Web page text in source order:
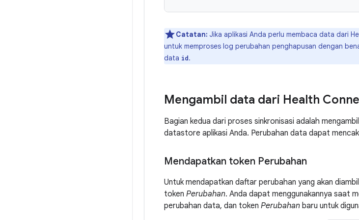
Catatan: Jika aplikasi Anda perlu membaca data dari
untuk memproses log perubahan penghapusan dengan
data id.
Mengambil data dari Health
Bagian kedua dari proses sinkronisasi adalah
datastore aplikasi Anda. Perubahan data dapat
Mendapatkan token Perubahan
Untuk mendapatkan daftar perubahan yang akan
token Perubahan. Anda dapat menggunakannya saat
perubahan data, dan token Perubahan baru untuk